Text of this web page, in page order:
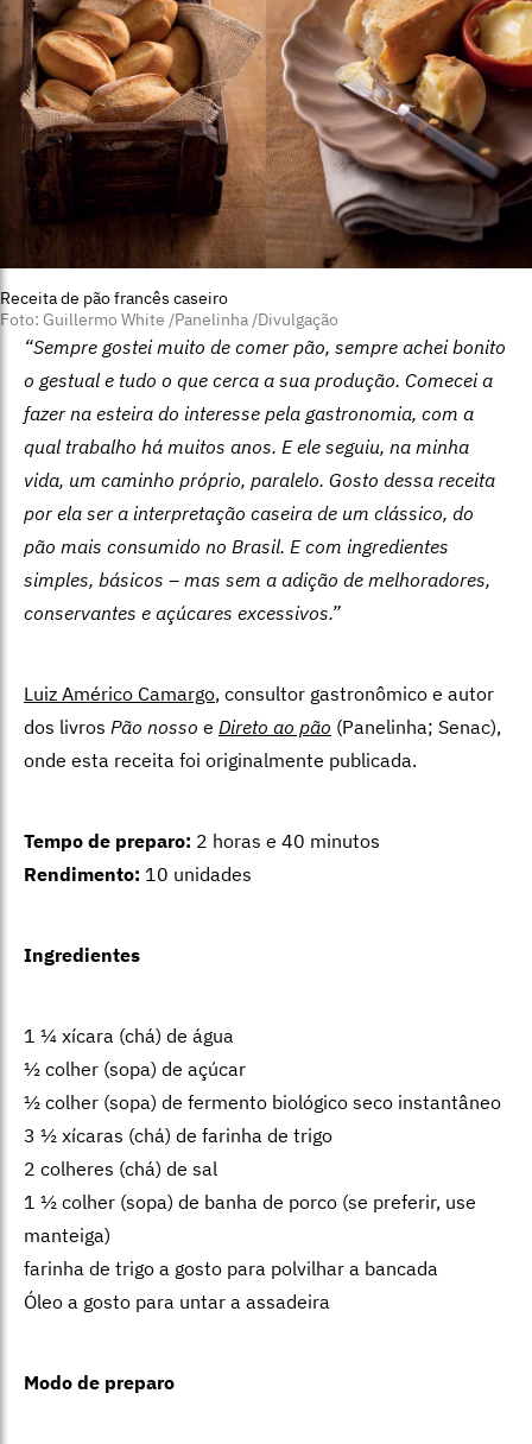
Receita de pão francês caseiro
Foto: Guillermo White /Panelinha /Divulgação
“Sempre gostei muito de comer pão, sempre achei bonito
o gestual e tudo o que cerca a sua produção. Comecei a
fazer na esteira do interesse pela gastronomia, com a
qual trabalho há muitos anos. E ele seguiu, na minha
vida, um caminho próprio, paralelo. Gosto dessa receita
por ela ser a interpretação caseira de um clássico, do
pão mais consumido no Brasil. E com ingredientes
simples, básicos – mas sem a adição de melhoradores,
conservantes e açúcares excessivos.”
Luiz Américo Camargo, consultor gastronômico e autor
dos livros Pão nosso e Direto ao pão (Panelinha; Senac),
onde esta receita foi originalmente publicada.
Tempo de preparo: 2 horas e 40 minutos
Rendimento: 10 unidades
Ingredientes
1 ¼ xícara (chá) de água
½ colher (sopa) de açúcar
½ colher (sopa) de fermento biológico seco instantâneo
3 ½ xícaras (chá) de farinha de trigo
2 colheres (chá) de sal
1 ½ colher (sopa) de banha de porco (se preferir, use
manteiga)
farinha de trigo a gosto para polvilhar a bancada
Óleo a gosto para untar a assadeira
Modo de preparo